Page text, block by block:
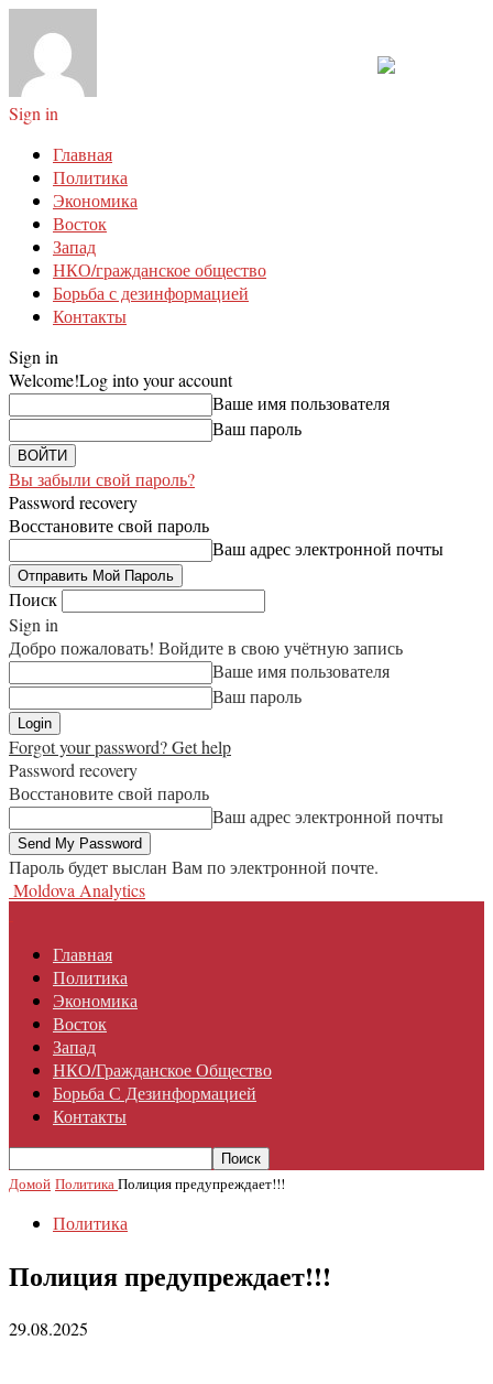
Sign in
Главная
Политика
Экономика
Восток
Запад
НКО/гражданское общество
Борьба с дезинформацией
Контакты
Sign in
Welcome!Log into your account
Ваше имя пользователя
Ваш пароль
Вы забыли свой пароль?
Password recovery
Восстановите свой пароль
Ваш адрес электронной почты
Поиск
Sign in
Добро пожаловать! Войдите в свою учётную запись
Ваше имя пользователя
Ваш пароль
Forgot your password? Get help
Password recovery
Восстановите свой пароль
Ваш адрес электронной почты
Пароль будет выслан Вам по электронной почте.
Moldova Analytics
Главная
Политика
Экономика
Восток
Запад
НКО/гражданское Общество
Борьба С Дезинформацией
Контакты
Домой ПолитикаПолиция предупреждает!!!
Политика
Полиция предупреждает!!!
29.08.2025